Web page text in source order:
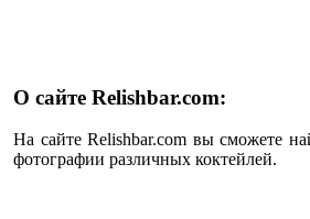
О сайте Relishbar.com:
На сайте Relishbar.com вы сможете
фотографии различных коктейлей.